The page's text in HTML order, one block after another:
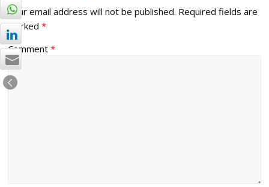
Your email address will not be published. Required fields are
marked*
Comment*